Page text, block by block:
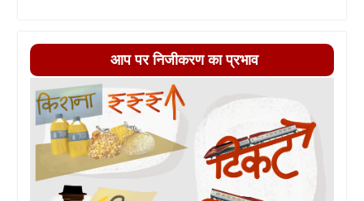
आप पर निजीकरण का प्रभाव